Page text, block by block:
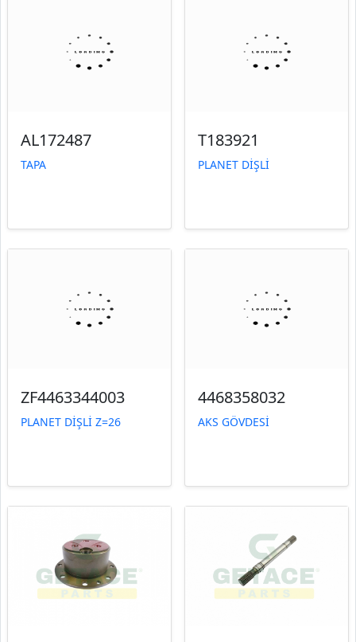
AL172487
TAPA
T183921
PLANET DİŞLİ
ZF4463344003
PLANET DİŞLİ Z=26
4468358032
AKS GÖVDESİ